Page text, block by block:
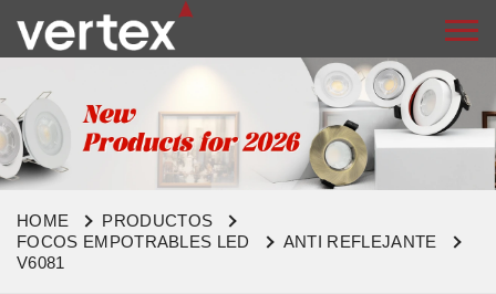
HOME
PRODUCTOS
FOCOS EMPOTRABLES LED
ANTI REFLEJANTE
V6081